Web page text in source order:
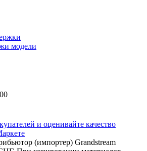
модели
(импортер) Grandstream